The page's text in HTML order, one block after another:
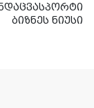
სპორტი
ბიზნეს ნიუსი